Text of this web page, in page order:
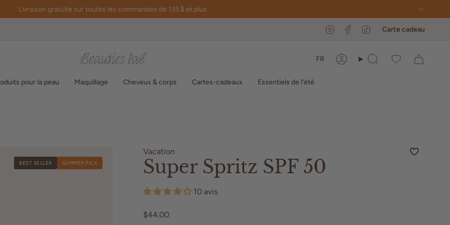
Livraison gratuite sur toutes les commandes de 135 $ et plus
InstagramFacebook
TikTok
Carte cadeau
Langue
FR CompteRecherche
pour la peau Maquillage Cheveux & corps Cartes-cadeaux Essentiels de l'été
BEST SELLER SUMMER PICK
Vacation
Super Spritz SPF 50
10 avis
$44.00